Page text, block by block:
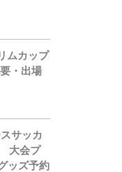
ムカップ
・出場
サッカ
大会プ
ッズ予約